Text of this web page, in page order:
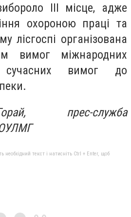
ІІІ місце, адже
охороною праці та
лісгоспі організована
вимог міжнародних
сучасних вимог до
прес-служба
текст і натисніть Ctrl + Enter, щоб